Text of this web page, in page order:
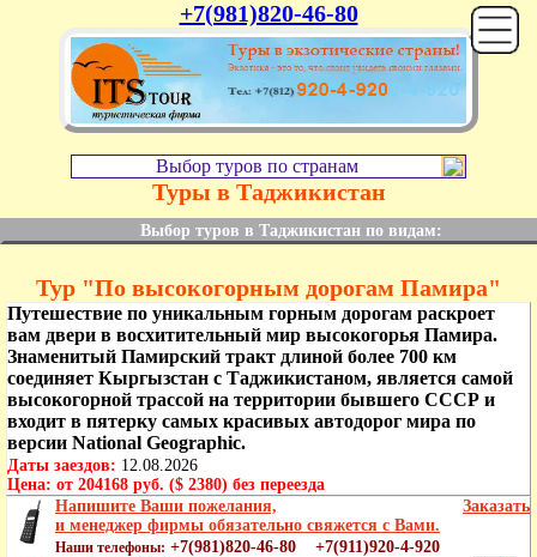
+7(981)820-46-80
Выбор туров по странам
Туры в Таджикистан
Выбор туров в Таджикистан по видам:
Тур "По высокогорным дорогам Памира"
Путешествие по уникальным горным дорогам раскроет
вам двери в восхитительный мир высокогорья Памира.
Знаменитый Памирский тракт длиной более 700 км
соединяет Кыргызстан с Таджикистаном, является самой
высокогорной трассой на территории бывшего СССР и
входит в пятерку самых красивых автодорог мира по
версии National Geographic.
Даты заездов: 12.08.2026
Цена: от 204168 руб. ($ 2380) без переезда
Напишите Ваши пожелания,
и менеджер фирмы обязательно свяжется с Вами.
Наши телефоны: +7(981)820-46-80 +7(911)920-4-920
Заказать